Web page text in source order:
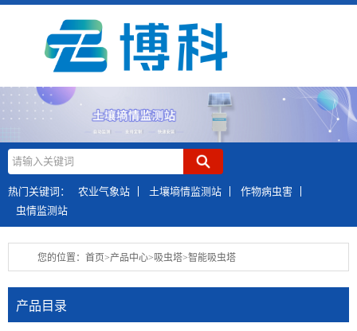
热门关键词： 农业气象站 土壤墒情监测站
作物病虫害
虫情监测站
您的位置： 首页>产品中心>吸虫塔>智能吸虫塔
产品目录